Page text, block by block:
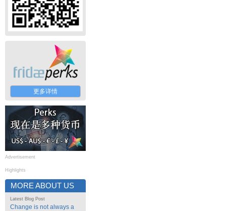
更多详情
Advertisement
Highlights
MORE ABOUT US
Latest Blog Post
Change is not always a